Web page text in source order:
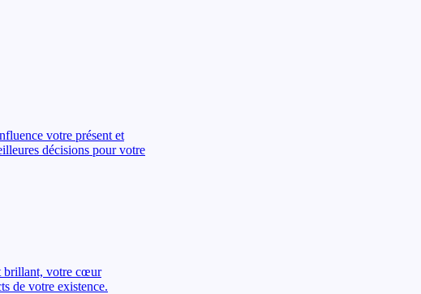
votre présent et
décisions pour votre
brillant, votre cœur
de votre existence.